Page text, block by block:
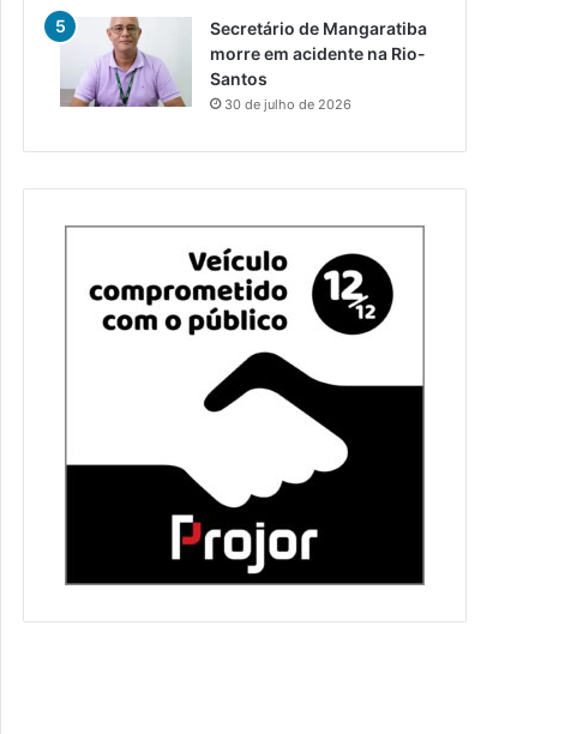
Secretário de Mangaratiba
morre em acidente na Rio-
Santos
30 de julho de 2026